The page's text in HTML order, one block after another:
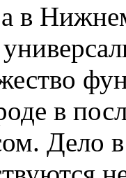
в
в
Дело